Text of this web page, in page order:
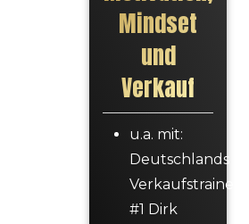
Mindset
und
Verkauf
u.a. mit:
Deutschlands
Verkaufstrainer
#1 Dirk